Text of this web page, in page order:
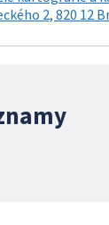
2, 820 12